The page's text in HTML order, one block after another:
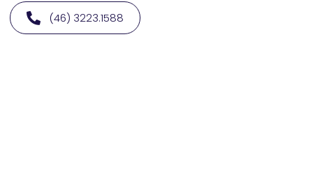
(46) 3223.1588